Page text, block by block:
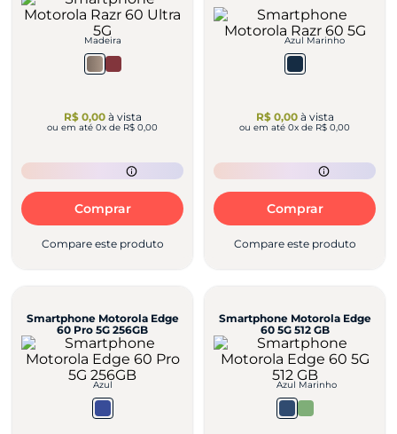
Madeira
R$ 0,00à vista
ou em até 0x de R$ 0,00
Comprar
Compare este produto
Azul Marinho
R$ 0,00à vista
ou em até 0x de R$ 0,00
Comprar
Compare este produto
Smartphone Motorola Edge
60 Pro 5G 256GB
Azul
Smartphone Motorola Edge
60 5G 512 GB
Azul Marinho